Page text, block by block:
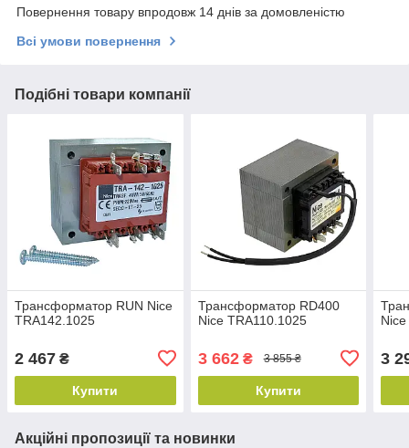
Повернення товару впродовж 14 днів за домовленістю
Всі умови повернення
Подібні товари компанії
Трансформатор RUN Nice
TRA142.1025
2 467 ₴
Купити
Трансформатор RD400
Nice TRA110.1025
3 662₴ 3 855 ₴
Купити
3
Акційні пропозиції та новинки